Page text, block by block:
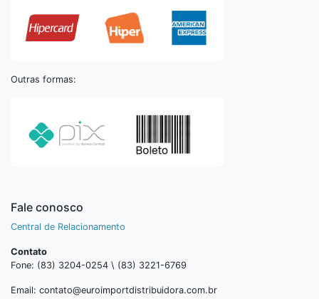
Outras formas:
Fale conosco
Central de Relacionamento
Contato
Fone: (83) 3204-0254 \ (83) 3221-6769
Email: contato@euroimportdistribuidora.com.br